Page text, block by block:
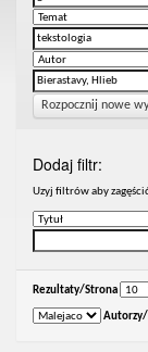
Rozpocznij nowe
Dodaj filtr:
Uzyj filtrów aby
Rezultaty/Strona